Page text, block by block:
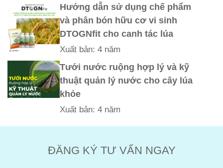
Hướng dẫn sử dụng chế phẩm
và phân bón hữu cơ vi sinh
DTOGNfit cho canh tác lúa
Xuất bản: 4 năm
Tưới nước ruộng hợp lý và kỹ
thuật quản lý nước cho cây lúa
khỏe
Xuất bản: 4 năm
ĐĂNG KÝ TƯ VẤN NGAY